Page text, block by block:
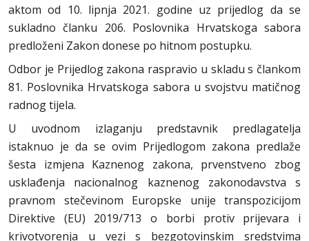
aktom od 10. lipnja 2021. godine uz prijedlog da se
sukladno članku 206. Poslovnika Hrvatskoga sabora
predloženi Zakon donese po hitnom postupku.
Odbor je Prijedlog zakona raspravio u skladu s člankom
81. Poslovnika Hrvatskoga sabora u svojstvu matičnog
radnog tijela.
U uvodnom izlaganju predstavnik predlagatelja
istaknuo je da se ovim Prijedlogom zakona predlaže
šesta izmjena Kaznenog zakona, prvenstveno zbog
usklađenja nacionalnog kaznenog zakonodavstva s
pravnom stečevinom Europske unije transpozicijom
Direktive (EU) 2019/713 o borbi protiv prijevara i
krivotvorenja u vezi s bezgotovinskim sredstvima